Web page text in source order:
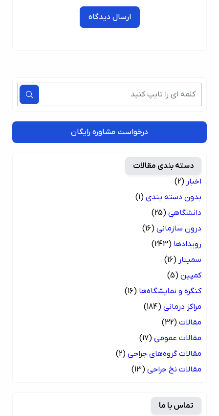
ارسال دیدگاه
درخواست مشاوره رایگان
دسته بندی مقالات
اخبار (2)
بدون دسته بندی (1)
دانشگاهی (25)
درون سازمانی (16)
رویدادها (243)
سمینار (16)
کمپین (5)
کنگره و نمایشگاه‌ها (16)
مراکز درمانی (184)
مقالات (32)
مقالات عمومی (17)
مقالات گروه‌های جراحی (2)
مقالات نخ جراحی (13)
تماس با ما